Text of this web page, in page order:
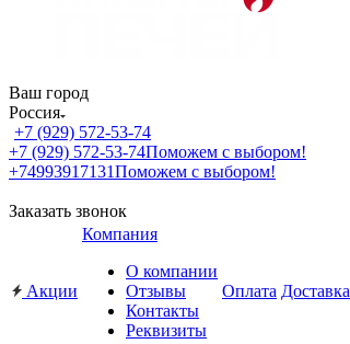
Ваш город
Россия
+7 (929) 572-53-74
+7 (929) 572-53-74Поможем с выбором!
+74993917131Поможем с выбором!
Заказать звонок
Акции
Компания
О компании
Отзывы
Контакты
Реквизиты
Оплата Доставка